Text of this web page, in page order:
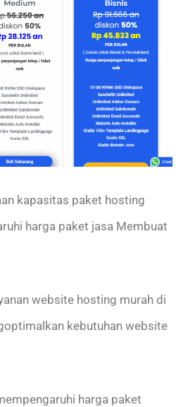
kapasitas paket hosting
harga paket jasa Membuat
website hosting murah di
kebutuhan website
harga paket